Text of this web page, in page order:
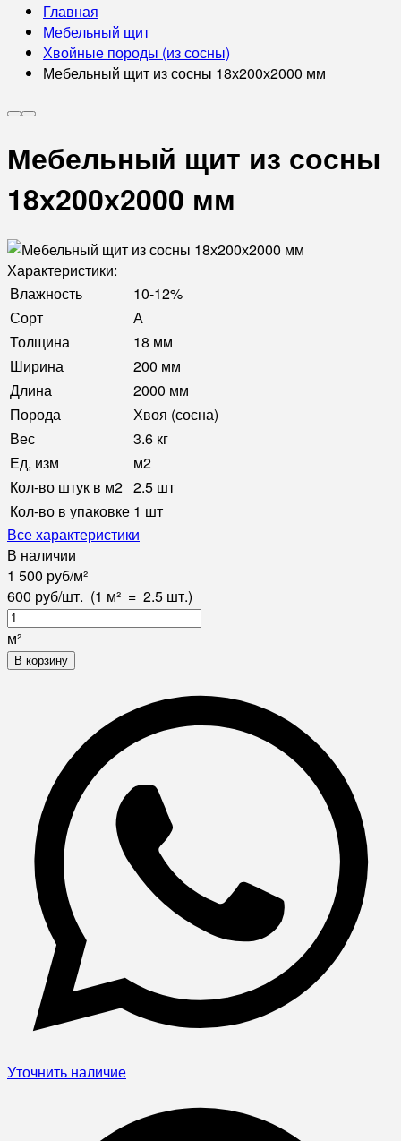
Главная
Мебельный щит
Хвойные породы (из сосны)
Мебельный щит из сосны 18х200х2000 мм
Мебельный щит из сосны
18х200х2000 мм
Характеристики:
Влажность
10-12%
Сорт
А
Толщина
18 мм
Ширина
200 мм
Длина
2000 мм
Порода
Хвоя (сосна)
Вес
3.6 кг
Ед, изм
м2
Кол-во штук в м2 2.5 шт
Кол-во в упаковке 1 шт
Все характеристики
В наличии
1 500 руб/м²
600 руб/шт. (1 м² = 2.5 шт.)
м²
В корзину
Уточнить наличие